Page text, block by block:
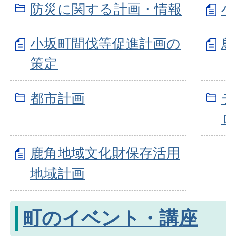
防災に関する計画・情報
小坂町間伐等促進計画の
策定
都市計画
鹿角地域文化財保存活用
地域計画
町のイベント・講座